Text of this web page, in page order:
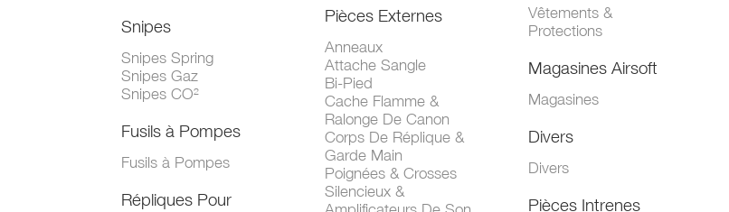
Snipes
Snipes Spring
Snipes Gaz
Snipes CO²
Fusils à Pompes
Fusils à Pompes
Répliques Pour
Pièces Externes
Anneaux
Attache Sangle
Bi-Pied
Cache Flamme &
Ralonge De Canon
Corps De Réplique &
Garde Main
Poignées & Crosses
Silencieux &
Vêtements &
Protections
Magasines Airsoft
Magasines
Divers
Divers
Pièces Intrenes